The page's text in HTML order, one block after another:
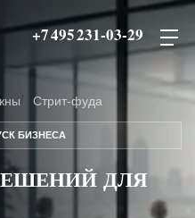
+7 495 231-03-29
Стрит-фуда
БИЗНЕСА
ДЛЯ